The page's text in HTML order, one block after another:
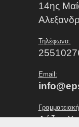
14ης
Τηλέφωνα:
Email:
Λάζου